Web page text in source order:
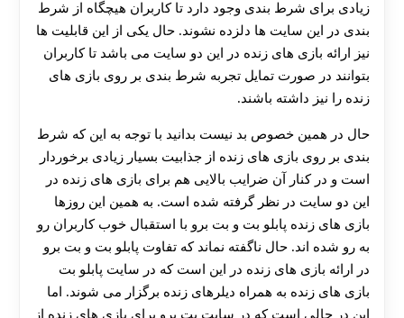
زیادی برای شرط بندی وجود دارد تا کاربران هیچگاه از شرط
بندی در این سایت ها دلزده نشوند. حال یکی از این قابلیت ها
نیز ارائه بازی‌ های زنده در این دو سایت می باشد تا کاربران
بتوانند در صورت تمایل تجربه شرط بندی بر روی بازی‌ های
زنده را نیز داشته باشند.
حال در همین خصوص بد نیست بدانید با توجه به این که شرط‌
بندی بر روی بازی‌ های زنده از جذابیت بسیار زیادی برخوردار
است و در کنار آن ضرایب بالایی هم برای بازی های زنده در
این دو سایت در نظر گرفته شده است. به همین این روزها
بازی‌ های زنده پابلو بت و بت برو با استقبال خوب کاربران رو
به رو شده اند. حال ناگفته نماند که تفاوت پابلو بت و بت برو
در ارائه بازی‌ های زنده در این است که در سایت پابلو بت
بازی‌ های زنده به همراه دیلرهای زنده برگزار می شوند. اما
این در حالی است که در سایت بت برو برای بازی‌ های زنده از